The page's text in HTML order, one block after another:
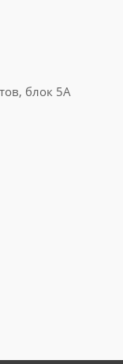
блок 5А